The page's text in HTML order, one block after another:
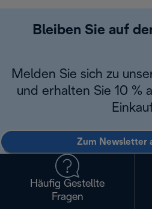
Bleiben Sie auf
Melden Sie sich zu
und erhalten Sie 10 %
Zum Newsletter
Häufig Gestellte
Fragen